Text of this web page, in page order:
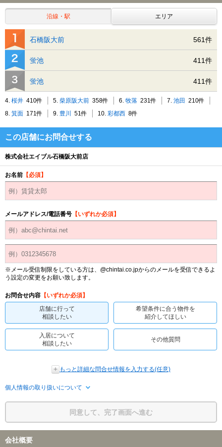
沿線・駅 エリア
石橋阪大前 561件
蛍池 411件
蛍池 411件
4. 桜井 410件 5. 柴原阪大前 358件 6. 牧落 231件 7. 池田 210件
8. 箕面 171件 9. 豊川 51件 10. 彩都西 8件
この店舗にお問合せする
株式会社エイブル石橋阪大前店
お名前 【必須】
メールアドレス/電話番号 【いずれか必須】
※メール受信制限をしている方は、@chintai.co.jpからのメールを受信できるよ
う設定の変更をお願い致します。
お問合せ内容 【いずれか必須】
店舗に行って
相談したい
希望条件に合う物件を
紹介してほしい
入居について
相談したい
その他質問
もっと詳細な問合せ情報を入力する(任意)
個人情報の取り扱いについて
同意して、完了画面へ進む
会社概要